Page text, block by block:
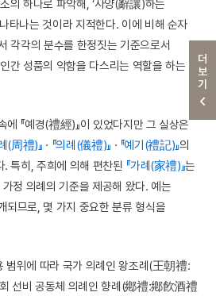
더보기
의 하나로 파악해, ‘사양(辭讓)하는
타나는 것이라 지적한다. 이에 비해 순자
각각의 분수를 한정짓는 기준으로서
간 성품의 악함을 다스리는 역할을 하는
『예경(禮經)』이 있었다지만 그 실상은
(周禮)』 · 『의례(儀禮)』 · 『예기(禮記)』의
특히, 주희에 의해 편찬된 『가례(家禮)』는
정 의례의 기준을 제공해 왔다. 예는
되므로, 몇 가지 중요한 분류 형식을
위에 따라 국가 의례인 왕조례(王朝禮:
선비 공동체 의례인 향례(鄕禮:鄕飮酒禮